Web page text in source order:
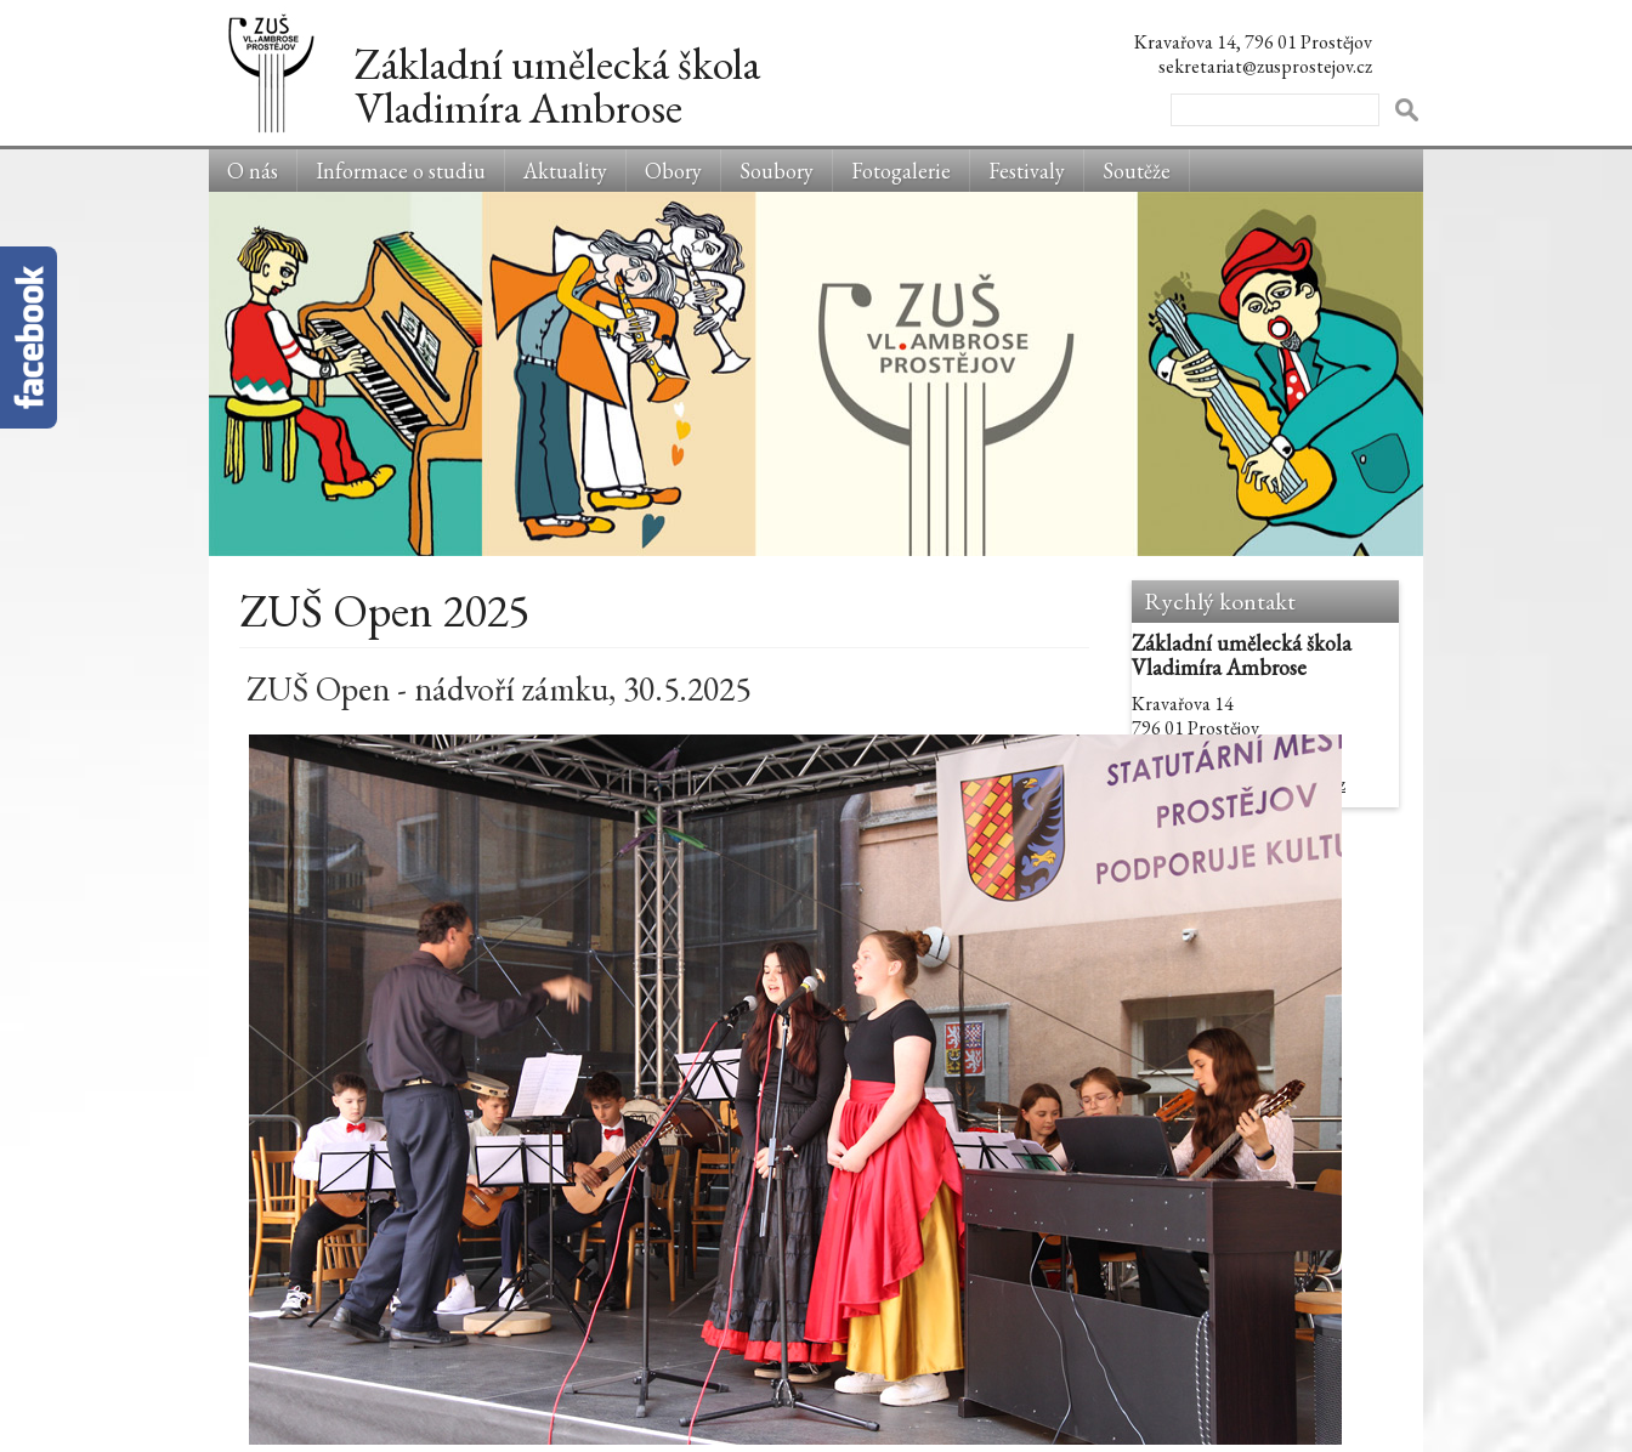
Základní umělecká škola
Vladimíra Ambrose
Kravařova 14, 796 01 Prostějov
sekretariat@zusprostejov.cz
O nás Informace o studiu Aktuality Obory Soubory Fotogalerie Festivaly Soutěže
Rychlý kontakt
Základní umělecká škola
Vladimíra Ambrose
Kravařova 14
796 01 Prostějov
+420 582 406 050
sekretariat@zusprostejov.cz
ZUŠ Open 2025
ZUŠ Open - nádvoří zámku, 30.5.2025